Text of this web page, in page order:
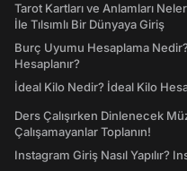
Tarot Kartları ve Anlamları
İle Tılsımlı Bir Dünyaya Giriş
Burç Uyumu Hesaplama
Hesaplanır?
İdeal Kilo Nedir? İdeal Kilo
Ders Çalışırken Dinlenecek
Çalışamayanlar Toplanın!
Instagram Giriş Nasıl Yapılır?